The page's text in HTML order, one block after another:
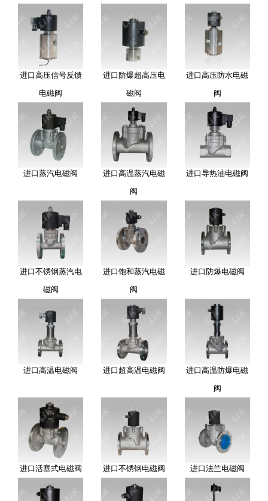
进口高压信号反馈
电磁阀
进口防爆超高压电
磁阀
进口高压防水电磁
阀
进口蒸汽电磁阀
进口高温蒸汽电磁
阀
进口导热油电磁阀
进口不锈钢蒸汽电
磁阀
进口饱和蒸汽电磁
阀
进口防爆电磁阀
进口高温电磁阀 进口超高温电磁阀
进口高温防爆电磁
阀
进口活塞式电磁阀 进口不锈钢电磁阀 进口法兰电磁阀